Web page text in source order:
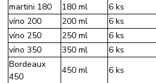
martini 180
180 ml 6 ks
víno 200
200 ml 6 ks
víno 250
250 ml 6 ks
víno 350
350 ml 6 ks
Bordeaux
450
450 ml 6 ks